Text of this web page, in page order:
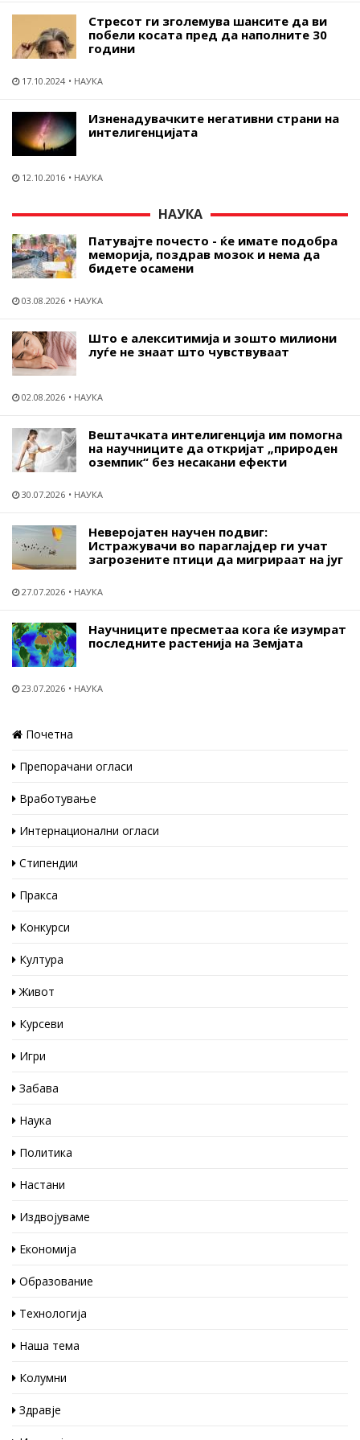
Стресот ги зголемува шансите да ви
побели косата пред да наполните 30
години
17.10.2024 НАУКА
Изненадувачките негативни страни на
интелигенцијата
12.10.2016 НАУКА
НАУКА
Патувајте почесто - ќе имате подобра
меморија, поздрав мозок и нема да
бидете осамени
03.08.2026 НАУКА
Што е алекситимија и зошто милиони
луѓе не знаат што чувствуваат
02.08.2026 НАУКА
Вештачката интелигенција им помогна
на научниците да откријат „природен
оземпик“ без несакани ефекти
30.07.2026 НАУКА
Неверојатен научен подвиг:
Истражувачи во параглајдер ги учат
загрозените птици да мигрираат на југ
27.07.2026 НАУКА
Научниците пресметаа кога ќе изумрат
последните растенија на Земјата
23.07.2026 НАУКА
Почетна
Препорачани огласи
Вработување
Интернационални огласи
Стипендии
Пракса
Конкурси
Култура
Живот
Курсеви
Игри
Забава
Наука
Политика
Настани
Издвојуваме
Економија
Образование
Технологија
Наша тема
Колумни
Здравје